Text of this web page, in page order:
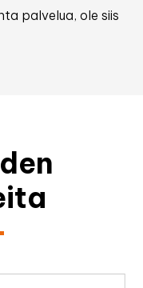
palvelua, ole siis